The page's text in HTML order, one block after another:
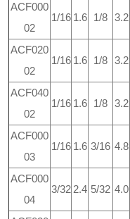
ACF000
02
1/16 1.6 1/8 3.2
ACF020
02
1/16 1.6 1/8 3.2
ACF040
02
1/16 1.6 1/8 3.2
ACF000
03
1/16 1.6 3/16 4.8
ACF000
04
3/32 2.4 5/32 4.0